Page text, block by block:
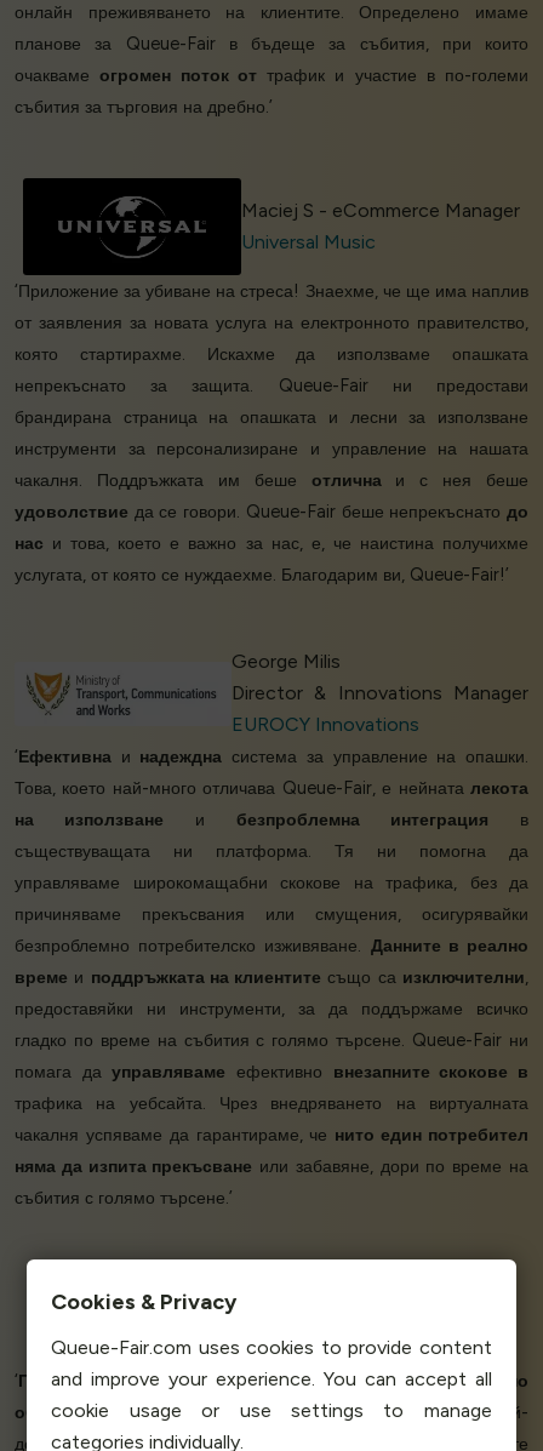
онлайн преживяването на клиентите. Определено имаме
планове за Queue-Fair в бъдеще за събития, при които
очаквамеогромен поток оттрафик и участие в по-големи
събития за търговия на дребно.’
Maciej S - eCommerce Manager
Universal Music
‘Приложение за убиване на стреса! Знаехме, че ще има наплив
от заявления за новата услуга на електронното правителство,
която стартирахме. Искахме да използваме опашката
непрекъснато за защита. Queue-Fair ни предостави
брандирана страница на опашката и лесни за използване
инструменти за персонализиране и управление на нашата
чакалня. Поддръжката им беше отличнаи с нея беше
удоволствие да се говори. Queue-Fair беше непрекъснато до
нас и това, което е важно за нас, е, че наистина получихме
услугата, от която се нуждаехме. Благодарим ви, Queue-Fair!’
George Milis
Director & Innovations Manager
EUROCY Innovations
‘Ефективна и надеждна система за управление на опашки.
Това, което най-много отличава Queue-Fair, е нейната лекота
на използване и безпроблемна интеграция в
съществуващата ни платформа. Тя ни помогна да
управляваме широкомащабни скокове на трафика, без да
причиняваме прекъсвания или смущения, осигурявайки
безпроблемно потребителско изживяване. Данните в реално
време и поддръжката на клиентите също са изключителни,
предоставяйки ни инструменти, за да поддържаме всичко
гладко по време на събития с голямо търсене. Queue-Fair ни
помага дауправляваме ефективно внезапните скокове в
трафика на уебсайта. Чрез внедряването на виртуалната
чакалня успяваме да гарантираме, че нито един потребител
няма да изпита прекъсване или забавяне, дори по време на
събития с голямо търсене.’
‘Перфектно решение занашия магазин.Перфектно
обслужване
, отговориха на пощата ми дори през нощта! Най-
доброто обслужване, което съм срещал през последните
Cookies & Privacy
Queue-Fair.com uses cookies to provide content
and improve your experience. You can accept all
cookie usage or use settings to manage
categories individually.